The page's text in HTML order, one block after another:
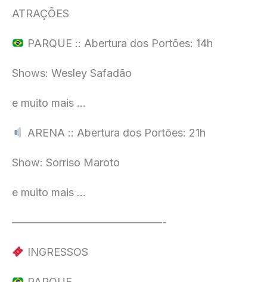
ATRAÇÕES
PARQUE :: Abertura dos Portões: 14h
Shows: Wesley Safadão
e muito mais …
ARENA :: Abertura dos Portões: 21h
Show: Sorriso Maroto
e muito mais …
——————————————-
INGRESSOS